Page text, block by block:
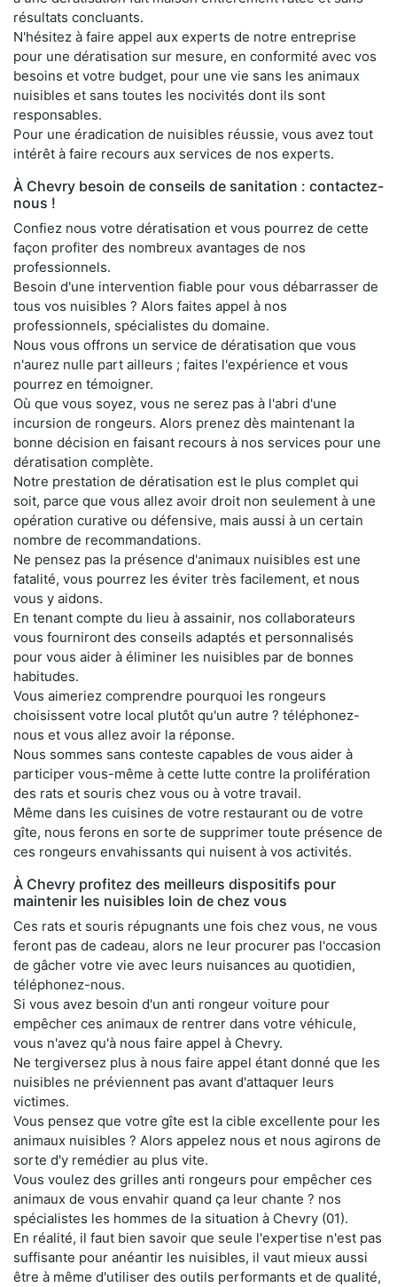
résultats concluants.
N'hésitez à faire appel aux experts de notre entreprise
pour une dératisation sur mesure, en conformité avec vos
besoins et votre budget, pour une vie sans les animaux
nuisibles et sans toutes les nocivités dont ils sont
responsables.
Pour une éradication de nuisibles réussie, vous avez tout
intérêt à faire recours aux services de nos experts.
À Chevry besoin de conseils de sanitation : contactez-
nous !
Confiez nous votre dératisation et vous pourrez de cette
façon profiter des nombreux avantages de nos
professionnels.
Besoin d'une intervention fiable pour vous débarrasser de
tous vos nuisibles ? Alors faites appel à nos
professionnels, spécialistes du domaine.
Nous vous offrons un service de dératisation que vous
n'aurez nulle part ailleurs ; faites l'expérience et vous
pourrez en témoigner.
Où que vous soyez, vous ne serez pas à l'abri d'une
incursion de rongeurs. Alors prenez dès maintenant la
bonne décision en faisant recours à nos services pour une
dératisation complète.
Notre prestation de dératisation est le plus complet qui
soit, parce que vous allez avoir droit non seulement à une
opération curative ou défensive, mais aussi à un certain
nombre de recommandations.
Ne pensez pas la présence d'animaux nuisibles est une
fatalité, vous pourrez les éviter très facilement, et nous
vous y aidons.
En tenant compte du lieu à assainir, nos collaborateurs
vous fourniront des conseils adaptés et personnalisés
pour vous aider à éliminer les nuisibles par de bonnes
habitudes.
Vous aimeriez comprendre pourquoi les rongeurs
choisissent votre local plutôt qu'un autre ? téléphonez-
nous et vous allez avoir la réponse.
Nous sommes sans conteste capables de vous aider à
participer vous-même à cette lutte contre la prolifération
des rats et souris chez vous ou à votre travail.
Même dans les cuisines de votre restaurant ou de votre
gîte, nous ferons en sorte de supprimer toute présence de
ces rongeurs envahissants qui nuisent à vos activités.
À Chevry profitez des meilleurs dispositifs pour
maintenir les nuisibles loin de chez vous
Ces rats et souris répugnants une fois chez vous, ne vous
feront pas de cadeau, alors ne leur procurer pas l'occasion
de gâcher votre vie avec leurs nuisances au quotidien,
téléphonez-nous.
Si vous avez besoin d'un anti rongeur voiture pour
empêcher ces animaux de rentrer dans votre véhicule,
vous n'avez qu'à nous faire appel à Chevry.
Ne tergiversez plus à nous faire appel étant donné que les
nuisibles ne préviennent pas avant d'attaquer leurs
victimes.
Vous pensez que votre gîte est la cible excellente pour les
animaux nuisibles ? Alors appelez nous et nous agirons de
sorte d'y remédier au plus vite.
Vous voulez des grilles anti rongeurs pour empêcher ces
animaux de vous envahir quand ça leur chante ? nos
spécialistes les hommes de la situation à Chevry (01).
En réalité, il faut bien savoir que seule l'expertise n'est pas
suffisante pour anéantir les nuisibles, il vaut mieux aussi
être à même d'utiliser des outils performants et de qualité,